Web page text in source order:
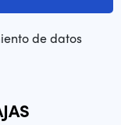
de datos